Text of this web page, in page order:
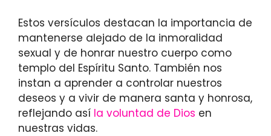
Estos versículos destacan la importancia de
mantenerse alejado de la inmoralidad
sexual y de honrar nuestro cuerpo como
templo del Espíritu Santo. También nos
instan a aprender a controlar nuestros
deseos y a vivir de manera santa y honrosa,
reflejando así la voluntad de Dios en
nuestras vidas.